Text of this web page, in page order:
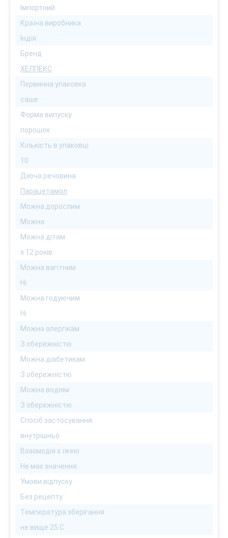
Імпортний
Країна виробника
Індія
Бренд
ХЕЛПЕКС
Первинна упаковка
саше
Форма випуску
порошок
Кількість в упаковці
10
Діюча речовина
Парацетамол
Можна дорослим
Можна
Можна дітям
з 12 років
Можна вагітним
Ні
Можна годуючим
Ні
Можна алергікам
З обережністю
Можна діабетикам
З обережністю
Можна водіям
З обережністю
Спосіб застосування
внутрішньо
Взаємодія з їжею
Не має значення
Умови відпуску
Без рецепту
Температура зберігання
не вище 25 С